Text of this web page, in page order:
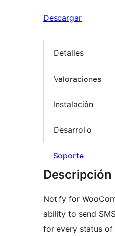
Descargar
Detalles
Valoraciones
Instalación
Desarrollo
Soporte
Descripción
Notify for
ability to send
for every status of